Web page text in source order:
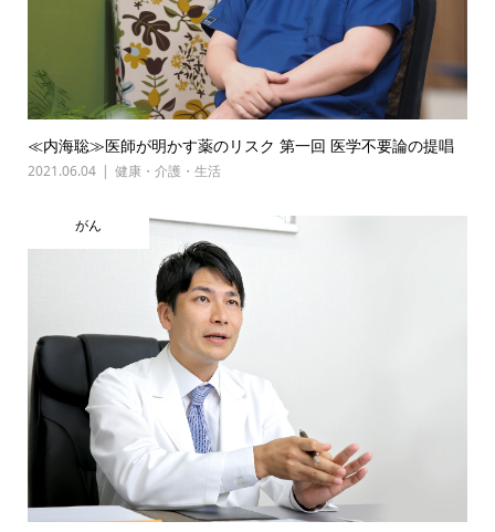
≪内海聡≫医師が明かす薬のリスク 第一回 医学不要論の提唱
2021.06.04 健康・介護・生活
がん